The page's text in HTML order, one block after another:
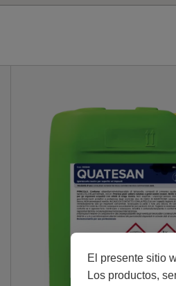
El presente sitio
Los productos,